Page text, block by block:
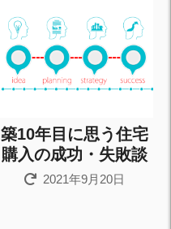
築10年目に思う住宅
購入の成功・失敗談
2021年9月20日